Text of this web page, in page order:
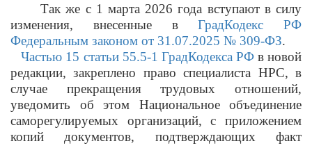
Так же с 1 марта 2026 года вступают в силу
изменения, внесенные вГрадКодекс РФ
Федеральным законом от 31.07.2025 № 309-ФЗ.
Частью 15 статьи 55.5-1 ГрадКодекса РФв новой
редакции, закреплено право специалиста НРС, в
случае прекращения трудовых отношений,
уведомить об этом Национальное объединение
саморегулируемых организаций, с приложением
копий документов, подтверждающих факт